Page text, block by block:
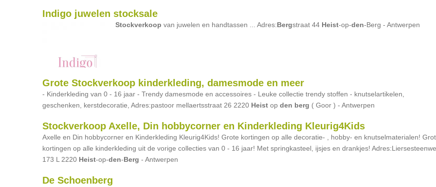
Indigo juwelen stocksale
Stockverkoop van juwelen en handtassen ... Adres:Bergstraat 44 Heist-op-den-Berg - Antwerpen
Grote Stockverkoop kinderkleding, damesmode en meer
- Kinderkleding van 0 - 16 jaar - Trendy damesmode en accessoires - Leuke collectie trendy stoffen - knutselartikelen,
geschenken, kerstdecoratie, Adres:pastoor mellaertsstraat 26 2220 Heist op den berg ( Goor ) - Antwerpen
Stockverkoop Axelle, Din hobbycorner en Kinderkleding Kleurig4Kids
Axelle en Din hobbycorner en Kinderkleding Kleurig4Kids! Grote kortingen op alle decoratie- , hobby- en knutselmaterialen!
kortingen op alle kinderkleding uit de vorige collecties van 0 - 16 jaar! Met springkasteel, ijsjes en drankjes!
173 L 2220 Heist-op-den-Berg - Antwerpen
De Schoenberg